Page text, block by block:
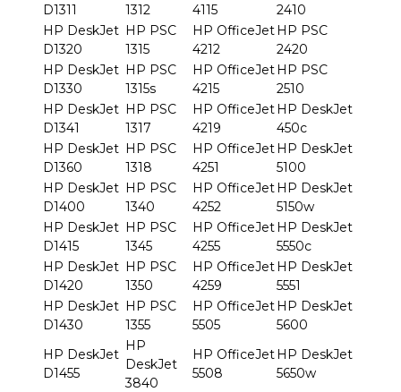
D1311
1312
4115
2410
HP DeskJet
D1320
HP PSC
1315
HP OfficeJet
4212
HP PSC
2420
HP DeskJet
D1330
HP PSC
1315s
HP OfficeJet
4215
HP PSC
2510
HP DeskJet
D1341
HP PSC
1317
HP OfficeJet
4219
HP DeskJet
450c
HP DeskJet
D1360
HP PSC
1318
HP OfficeJet
4251
HP DeskJet
5100
HP DeskJet
D1400
HP PSC
1340
HP OfficeJet
4252
HP DeskJet
5150w
HP DeskJet
D1415
HP PSC
1345
HP OfficeJet
4255
HP DeskJet
5550c
HP DeskJet
D1420
HP PSC
1350
HP OfficeJet
4259
HP DeskJet
5551
HP DeskJet
D1430
HP PSC
1355
HP OfficeJet
5505
HP DeskJet
5600
HP DeskJet
D1455
HP
DeskJet
3840
HP OfficeJet
5508
HP DeskJet
5650w